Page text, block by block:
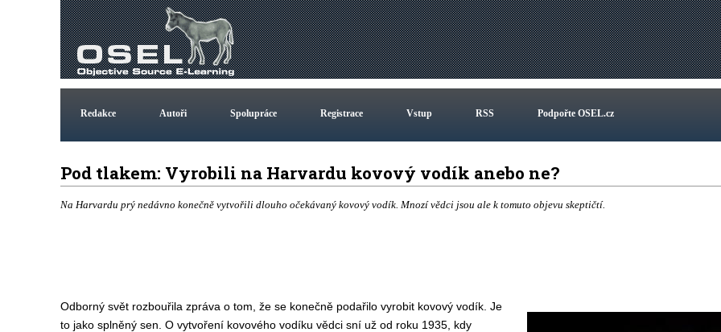
Redakce Autoři Spolupráce Registrace Vstup RSS Podpořte OSEL.cz
Pod tlakem: Vyrobili na Harvardu kovový vodík anebo ne?
Na Harvardu prý nedávno konečně vytvořili dlouho očekávaný kovový vodík. Mnozí vědci jsou ale k tomuto objevu skeptičtí.
Odborný svět rozbouřila zpráva o tom, že se konečně podařilo vyrobit kovový vodík. Je
to jako splněný sen. O vytvoření kovového vodíku vědci sní už od roku 1935, kdy